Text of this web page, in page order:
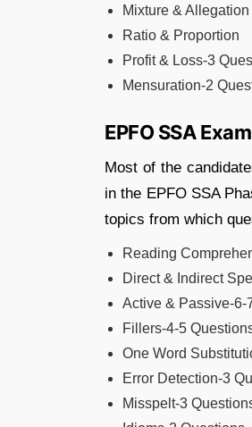
Mixture & Allegation
Ratio & Proportion
Profit & Loss-3
Mensuration-2
EPFO SSA
Most of the
in the EPFO SSA
topics from which
Reading
Direct & Indirect
Active & Passive-6-
Fillers-4-5
One Word
Error Detection-3
Misspelt-3